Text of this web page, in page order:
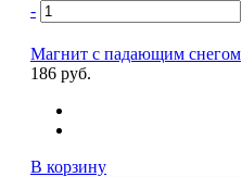
-
Магнит с падающим снегом
186 руб.
В корзину